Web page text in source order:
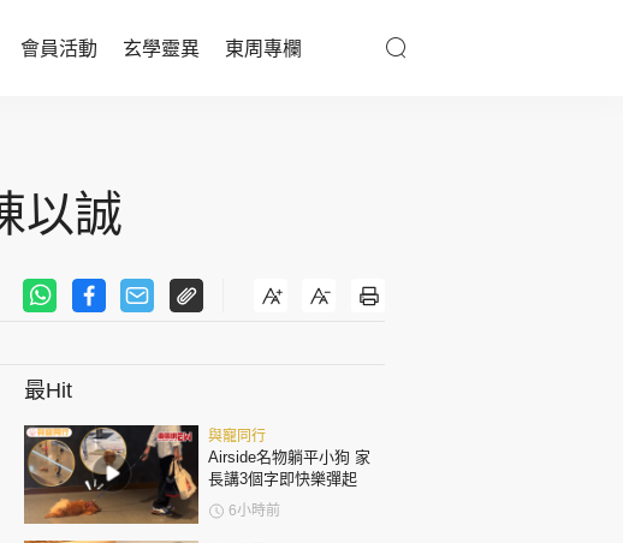
會員活動 玄學靈異 東周專欄
醫療百科
親子天地
與寵同行
娛樂名人
文化藝術
時政財經
以誠
最Hit
與寵同行
Airside名物躺平小狗 家
長講3個字即快樂彈起
6小時前